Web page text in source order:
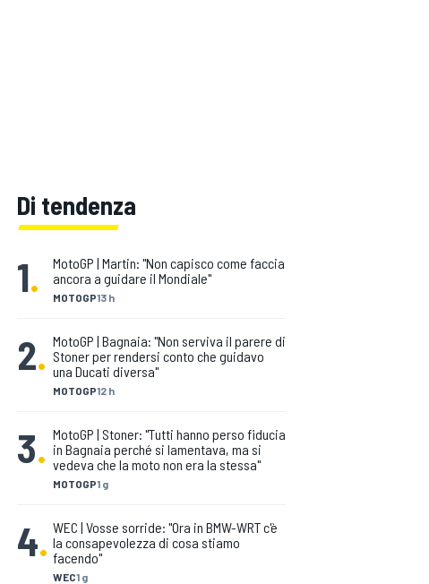
Di tendenza
1. MOTOGP13 h
MotoGP | Martin: "Non capisco come faccia
ancora a guidare il Mondiale"
2.
MOTOGP12 h
MotoGP | Bagnaia: "Non serviva il parere di
Stoner per rendersi conto che guidavo
una Ducati diversa"
3.
MOTOGP1 g
MotoGP | Stoner: "Tutti hanno perso fiducia
in Bagnaia perché si lamentava, ma si
vedeva che la moto non era la stessa"
4.
WEC1 g
WEC | Vosse sorride: "Ora in BMW-WRT c'è
la consapevolezza di cosa stiamo
facendo"